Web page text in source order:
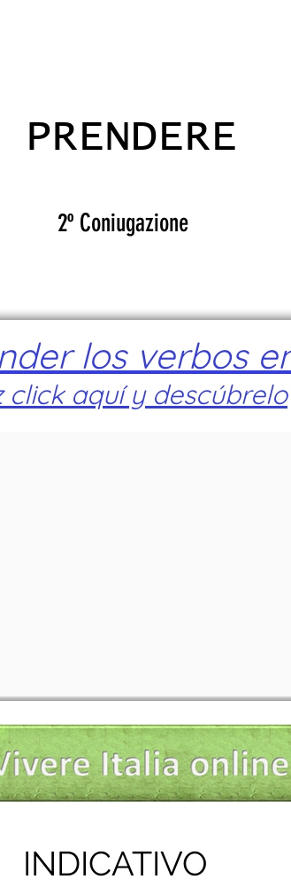
PRENDERE
2º Coniugazione
los verbos
click aquí y descúbrelo
INDICATIVO